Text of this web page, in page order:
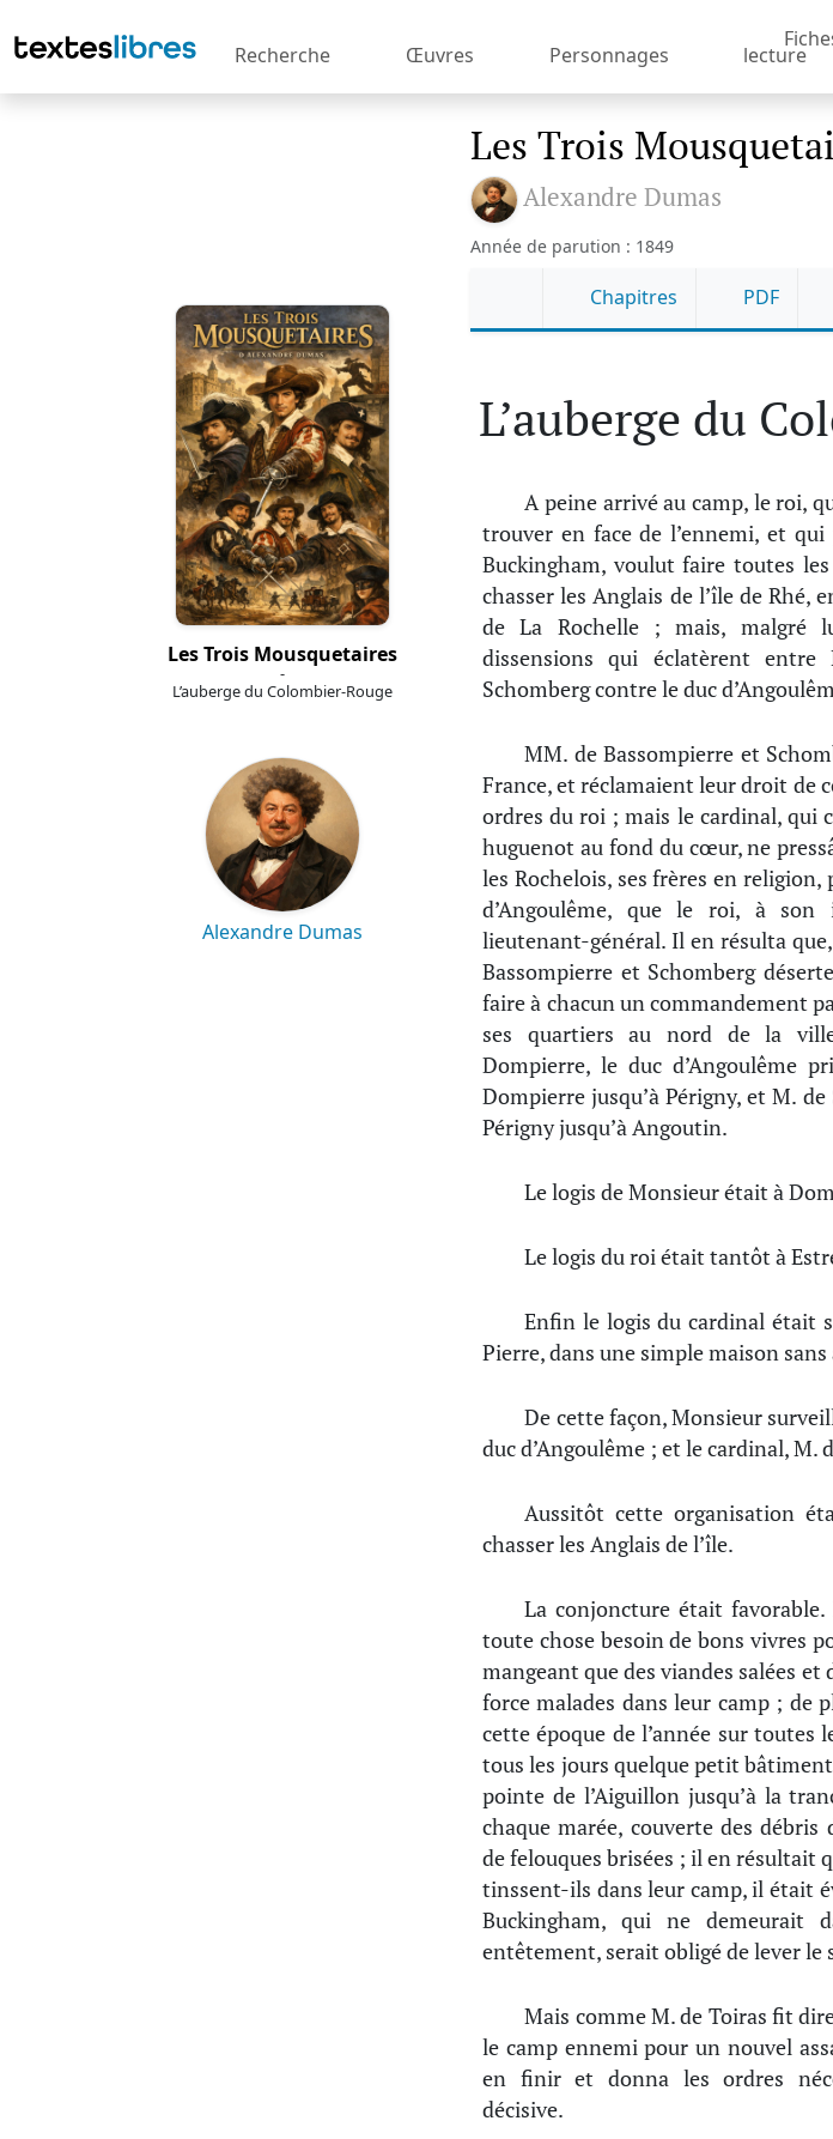
Recherche Œuvres Personnages lecture
Les Trois Mousquetaires
-
L’auberge du Colombier-Rouge
Alexandre Dumas
Les Trois
Alexandre Dumas
Année de parution : 1849
Chapitres PDF
L’auberge du
A peine arrivé au camp, le roi,
trouver en face de l’ennemi, et
Buckingham, voulut faire toutes
chasser les Anglais de l’île de Rhé,
de La Rochelle ; mais,
dissensions qui éclatèrent entre
Schomberg contre le duc
MM. de Bassompierre et
France, et réclamaient leur droit de
ordres du roi ; mais le cardinal, qui
huguenot au fond du cœur, ne
les Rochelois, ses frères en
d’Angoulême, que le roi, à son
lieutenant-général. Il en résulta
Bassompierre et Schomberg
faire à chacun un commandement
ses quartiers au nord de la
Dompierre, le duc d’Angoulême
Dompierre jusqu’à Périgny, et M.
Périgny jusqu’à Angoutin.
Le logis de Monsieur était à
Le logis du roi était tantôt à
Enfin le logis du cardinal était
Pierre, dans une simple maison
De cette façon, Monsieur
duc d’Angoulême ; et le cardinal, M.
Aussitôt cette organisation
chasser les Anglais de l’île.
La conjoncture était
toute chose besoin de bons vivres
mangeant que des viandes salées
force malades dans leur camp ; de
cette époque de l’année sur toutes
tous les jours quelque petit
pointe de l’Aiguillon jusqu’à la
chaque marée, couverte des débris
de felouques brisées ; il en résultait
tinssent-ils dans leur camp, il était
Buckingham, qui ne demeurait
entêtement, serait obligé de lever le
Mais comme M. de Toiras fit
le camp ennemi pour un nouvel
en finir et donna les ordres
décisive.